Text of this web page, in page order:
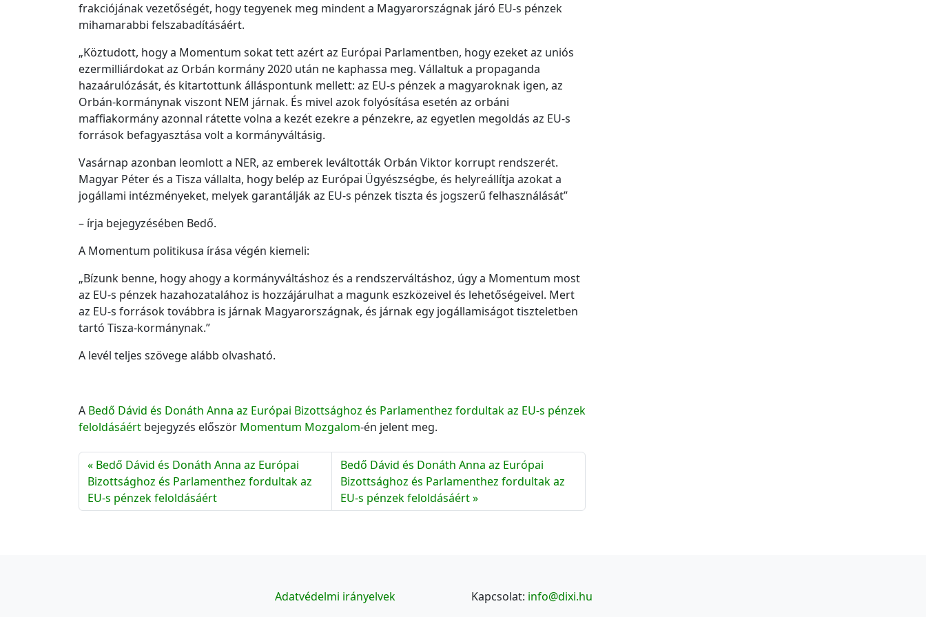
frakciójának vezetőségét, hogy tegyenek meg mindent a Magyarországnak járó EU-s pénzek
mihamarabbi felszabadításáért.
„Köztudott, hogy a Momentum sokat tett azért az Európai Parlamentben, hogy ezeket az uniós
ezermilliárdokat az Orbán kormány 2020 után ne kaphassa meg. Vállaltuk a propaganda
hazaárulózását, és kitartottunk álláspontunk mellett: az EU-s pénzek a magyaroknak igen, az
Orbán-kormánynak viszont NEM járnak. És mivel azok folyósítása esetén az orbáni
maffiakormány azonnal rátette volna a kezét ezekre a pénzekre, az egyetlen megoldás az EU-s
források befagyasztása volt a kormányváltásig.
Vasárnap azonban leomlott a NER, az emberek leváltották Orbán Viktor korrupt rendszerét.
Magyar Péter és a Tisza vállalta, hogy belép az Európai Ügyészségbe, és helyreállítja azokat a
jogállami intézményeket, melyek garantálják az EU-s pénzek tiszta és jogszerű felhasználását”
– írja bejegyzésében Bedő.
A Momentum politikusa írása végén kiemeli:
„Bízunk benne, hogy ahogy a kormányváltáshoz és a rendszerváltáshoz, úgy a Momentum most
az EU-s pénzek hazahozatalához is hozzájárulhat a magunk eszközeivel és lehetőségeivel. Mert
az EU-s források továbbra is járnak Magyarországnak, és járnak egy jogállamiságot tiszteletben
tartó Tisza-kormánynak.”
A levél teljes szövege alább olvasható.
A Bedő Dávid és Donáth Anna az Európai Bizottsághoz és Parlamenthez fordultak az EU-s pénzek
feloldásáért bejegyzés először Momentum Mozgalom-én jelent meg.
Bedő Dávid és Donáth Anna az Európai
Bizottsághoz és Parlamenthez fordultak az
EU-s pénzek feloldásáért
Bedő Dávid és Donáth Anna az Európai
Bizottsághoz és Parlamenthez fordultak az
EU-s pénzek feloldásáért
Adatvédelmi irányelvek Kapcsolat: info@dixi.hu